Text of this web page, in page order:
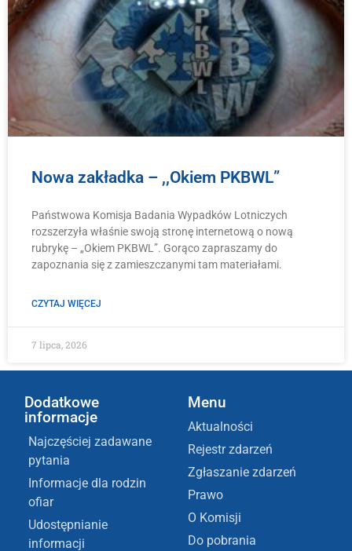
Nowa zakładka – ,,Okiem PKBWL”
Państwowa Komisja Badania Wypadków Lotniczych
rozszerzyła właśnie swoją stronę internetową o nową
rubrykę – „Okiem PKBWL”. Gorąco zapraszamy do
zapoznania się z zamieszczanymi tam materiałami.
CZYTAJ WIĘCEJ
7 lipca, 2026
Dodatkowe
informacje
Najczęściej zadawane
pytania
Informacje dla rodzin
ofiar
Udostępnianie
informacji
Menu
Aktualności
Rejestr zdarzeń
Zgłaszanie zdarzeń
Prawo
O Komisji
Do pobrania